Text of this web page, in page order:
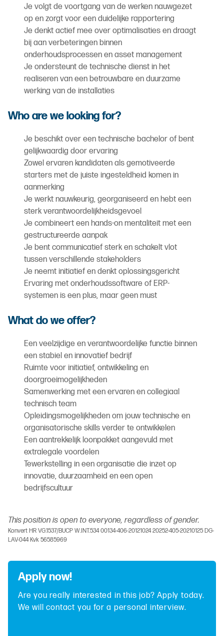
Je volgt de voortgang van de werken nauwgezet
op en zorgt voor een duidelijke rapportering
Je denkt actief mee over optimalisaties en draagt
bij aan verbeteringen binnen
onderhoudsprocessen en asset management
Je ondersteunt de technische dienst in het
realiseren van een betrouwbare en duurzame
werking van de installaties
Who are we looking for?
Je beschikt over een technische bachelor of bent
gelijkwaardig door ervaring
Zowel ervaren kandidaten als gemotiveerde
starters met de juiste ingesteldheid komen in
aanmerking
Je werkt nauwkeurig, georganiseerd en hebt een
sterk verantwoordelijkheidsgevoel
Je combineert een hands-on mentaliteit met een
gestructureerde aanpak
Je bent communicatief sterk en schakelt vlot
tussen verschillende stakeholders
Je neemt initiatief en denkt oplossingsgericht
Ervaring met onderhoudssoftware of ERP-
systemen is een plus, maar geen must
What do we offer?
Een veelzijdige en verantwoordelijke functie binnen
een stabiel en innovatief bedrijf
Ruimte voor initiatief, ontwikkeling en
doorgroeimogelijkheden
Samenwerking met een ervaren en collegiaal
technisch team
Opleidingsmogelijkheden om jouw technische en
organisatorische skills verder te ontwikkelen
Een aantrekkelijk loonpakket aangevuld met
extralegale voordelen
Tewerkstelling in een organisatie die inzet op
innovatie, duurzaamheid en een open
bedrijfscultuur
This position is open to everyone, regardless of gender.
Konvert HR VG.1537/BUCP W.INT.534 00134-406-20121024 20252-405-20210125 DG-
LAV-044 Kvk 56585969
Apply now!
Are you really interested in this job? Apply today.
We will contact you for a personal interview.